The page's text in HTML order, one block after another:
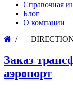
Справочная
Блог
О компании
—
Заказ
аэропорт